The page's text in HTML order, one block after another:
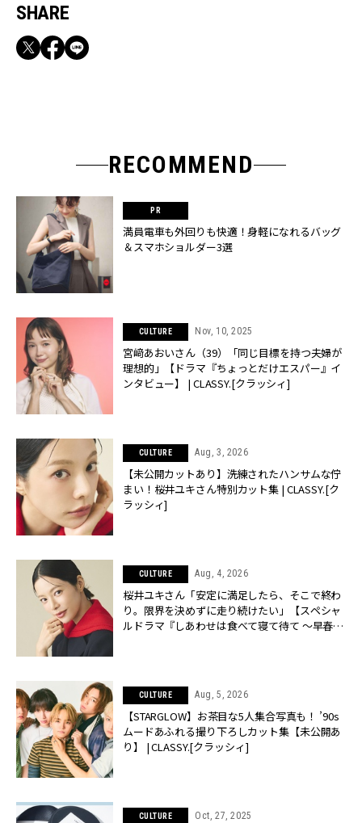
SHARE
RECOMMEND
満員電車も外回りも快適！身軽になれるバッグ
＆スマホショルダー3選
CULTURE Nov, 10, 2025
宮﨑あおいさん（39）「同じ目標を持つ夫婦が
理想的」【ドラマ『ちょっとだけエスパー』イ
ンタビュー】 | CLASSY.[クラッシィ]
CULTURE Aug, 3, 2026
【未公開カットあり】洗練されたハンサムな佇
まい！桜井ユキさん特別カット集 | CLASSY.[ク
ラッシィ]
CULTURE Aug, 4, 2026
桜井ユキさん「安定に満足したら、そこで終わ
り。限界を決めずに走り続けたい」【スペシャ
ルドラマ『しあわせは食べて寝て待て ～早春の
CULTURE Aug, 5, 2026
【STARGLOW】お茶目な5人集合写真も！ ’90s
ムードあふれる撮り下ろしカット集【未公開あ
り】 | CLASSY.[クラッシィ]
CULTURE Oct, 27, 2025